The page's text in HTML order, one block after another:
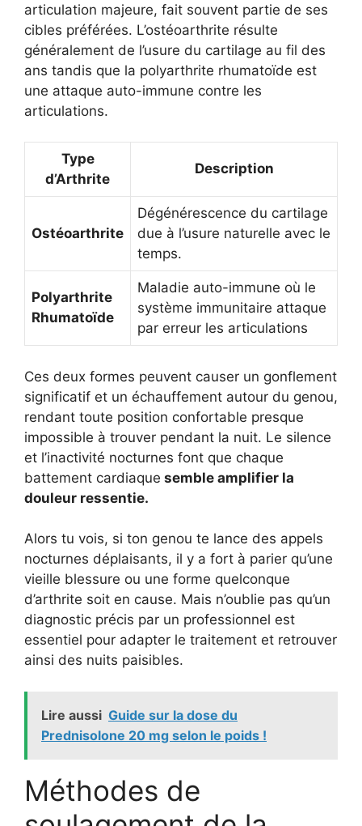
articulation majeure, fait souvent partie de ses
cibles préférées. L’ostéoarthrite résulte
généralement de l’usure du cartilage au fil des
ans tandis que la polyarthrite rhumatoïde est
une attaque auto-immune contre les
articulations.
Type
d’Arthrite
Description
Ostéoarthrite
Dégénérescence du cartilage
due à l’usure naturelle avec le
temps.
Polyarthrite
Rhumatoïde
Maladie auto-immune où le
système immunitaire attaque
par erreur les articulations
Ces deux formes peuvent causer un gonflement
significatif et un échauffement autour du genou,
rendant toute position confortable presque
impossible à trouver pendant la nuit. Le silence
et l’inactivité nocturnes font que chaque
battement cardiaque semble amplifier la
douleur ressentie.
Alors tu vois, si ton genou te lance des appels
nocturnes déplaisants, il y a fort à parier qu’une
vieille blessure ou une forme quelconque
d’arthrite soit en cause. Mais n’oublie pas qu’un
diagnostic précis par un professionnel est
essentiel pour adapter le traitement et retrouver
ainsi des nuits paisibles.
Lire aussi Guide sur la dose du
Prednisolone 20 mg selon le poids !
Méthodes de